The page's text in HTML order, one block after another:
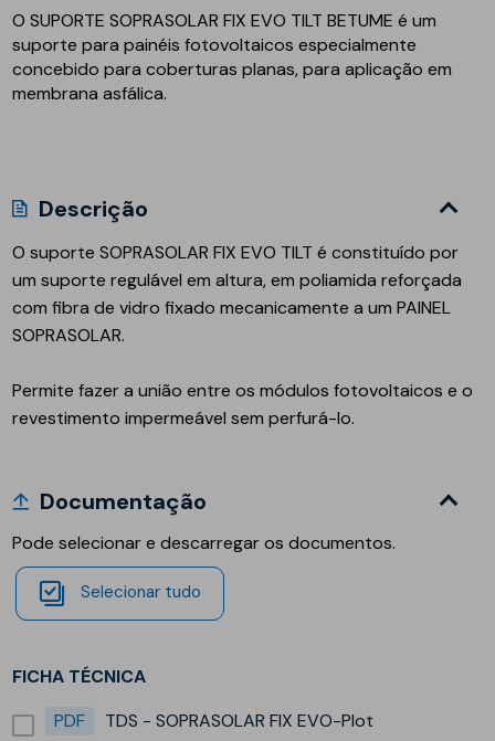
O SUPORTE SOPRASOLAR FIX EVO TILT BETUME é um
suporte para painéis fotovoltaicos especialmente
concebido para coberturas planas, para aplicação em
membrana asfálica.
Descrição
O suporteSOPRASOLAR FIX EVO TILTé constituído por
um suporte regulável em altura, em poliamida reforçada
com fibra de vidro fixado mecanicamente a umPAINEL
SOPRASOLAR.
Permite fazer a união entre os módulos fotovoltaicos e o
revestimento impermeável sem perfurá-lo.
Documentação
Pode selecionar e descarregar os documentos.
Selecionar tudo
FICHA TÉCNICA
PDF
TDS - SOPRASOLAR FIX EVO-Plot